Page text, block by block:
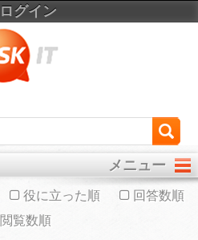
ログイン
メニュー
役に立った順
回答数順
閲覧数順